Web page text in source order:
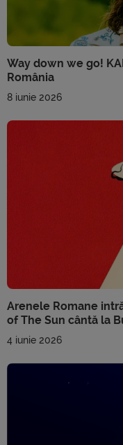
Way down we go!
România
8 iunie 2026
Arenele Romane
of The Sun cântă la
4 iunie 2026